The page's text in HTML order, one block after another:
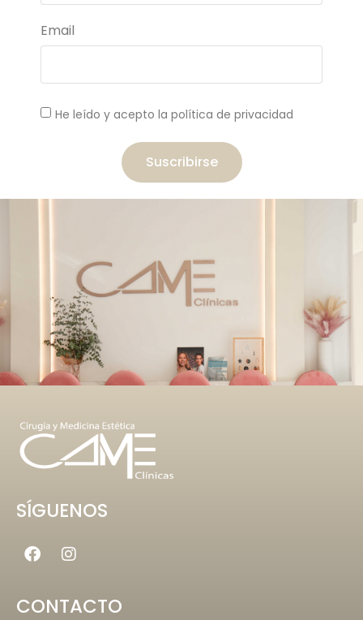
Email
He leído y acepto la política de privacidad
Suscribirse
SÍGUENOS
CONTACTO